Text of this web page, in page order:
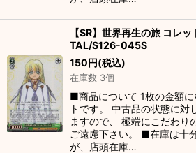
【SR】世界再生の旅 コレ
TAL/S126-045S
150円(税込)
在庫数 3個
■商品について 1枚の金額
トです。 中古品の状態に対
ますので、 極端にこだわり
ご遠慮下さい。 ■在庫は十
が、店頭在庫…